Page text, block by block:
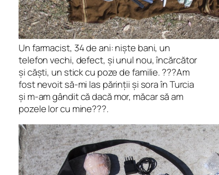
Un farmacist, 34 de ani: niște bani, un
telefon vechi, defect, și unul nou, încărcător
și căști, un stick cu poze de familie. ???Am
fost nevoit să-mi las părinții și sora în Turcia
și m-am gândit că dacă mor, măcar să am
pozele lor cu mine???.